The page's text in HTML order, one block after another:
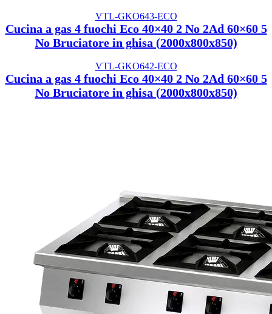
VTL-GKO643-ECO
Cucina a gas 4 fuochi Eco 40×40 2 No 2Ad 60×60 5
No Bruciatore in ghisa (2000x800x850)
VTL-GKO642-ECO
Cucina a gas 4 fuochi Eco 40×40 2 No 2Ad 60×60 5
No Bruciatore in ghisa (2000x800x850)